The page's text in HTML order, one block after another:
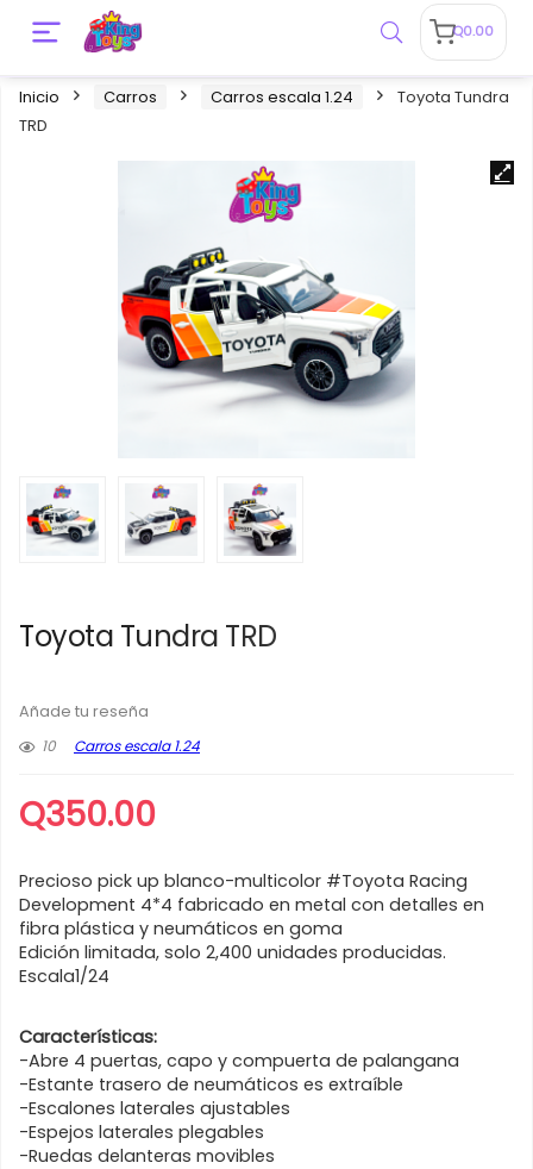
Q0.00
Inicio Carros Carros escala 1.24
Toyota Tundra
TRD
Toyota Tundra TRD
Añade tu reseña
10
Carros escala 1.24
Q350.00
Precioso pick up blanco-multicolor #Toyota Racing
Development 4*4 fabricado en metal con detalles en
fibra plástica y neumáticos en goma
Edición limitada, solo 2,400 unidades producidas.
Escala1/24
Características:
-Abre 4 puertas, capo y compuerta de palangana
-Estante trasero de neumáticos es extraíble
-Escalones laterales ajustables
-Espejos laterales plegables
-Ruedas delanteras movibles